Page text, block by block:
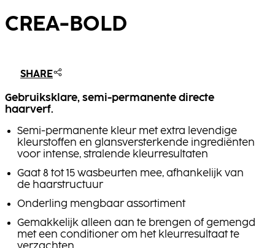
CREA-BOLD
SHARE
Gebruiksklare, semi-permanente directe
haarverf.
Semi-permanente kleur met extra levendige
kleurstoffen en glansversterkende ingrediënten
voor intense, stralende kleurresultaten
Gaat 8 tot 15 wasbeurten mee, afhankelijk van
de haarstructuur
Onderling mengbaar assortiment
Gemakkelijk alleen aan te brengen of gemengd
met een conditioner om het kleurresultaat te